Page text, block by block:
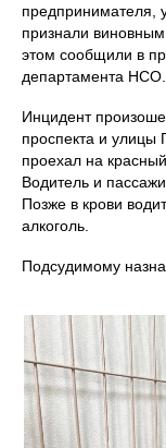
предпринимателя,
признали
этом сообщили в
департамента НСО.
Инцидент
проспекта и улицы
проехал на
Водитель и
Позже в крови
алкоголь.
Подсудимому